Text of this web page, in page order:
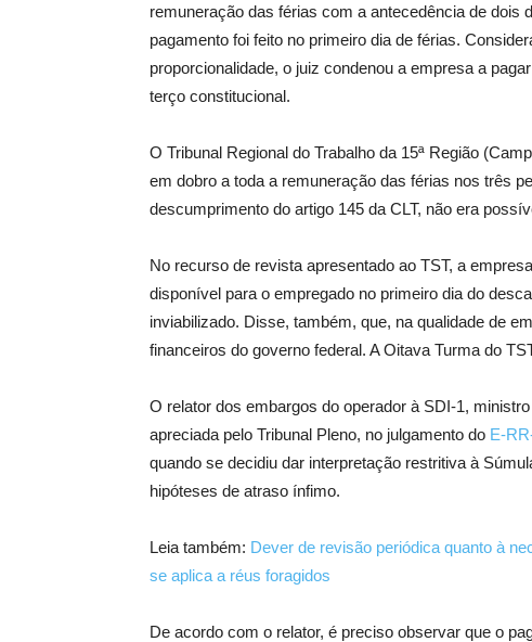
remuneração das férias com a antecedência de dois
pagamento foi feito no primeiro dia de férias.
proporcionalidade, o juiz condenou a empresa a
terço constitucional.
O Tribunal Regional do Trabalho da 15ª Região
em dobro a toda a remuneração das férias nos três
descumprimento do artigo 145 da CLT, não era
No recurso de revista apresentado ao TST, a
disponível para o empregado no primeiro dia do
inviabilizado. Disse, também, que, na qualidade de
financeiros do governo federal. A Oitava Turma do
O relator dos embargos do operador à SDI-1,
apreciada pelo Tribunal Pleno, no julgamento do E-
quando se decidiu dar interpretação restritiva à
hipóteses de atraso ínfimo.
Leia também: Dever de revisão periódica quanto à
se aplica a réus foragidos
De acordo com o relator, é preciso observar que o